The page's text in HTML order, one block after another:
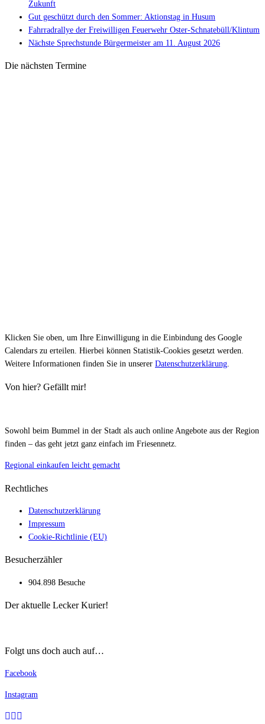
Zukunft
Gut geschützt durch den Sommer: Aktionstag in Husum
Fahrradrallye der Freiwilligen Feuerwehr Oster-Schnatebüll/Klintum
Nächste Sprechstunde Bürgermeister am 11. August 2026
Die nächsten Termine
Klicken Sie oben, um Ihre Einwilligung in die Einbindung des Google
Calendars zu erteilen. Hierbei können Statistik-Cookies gesetzt werden.
Weitere Informationen finden Sie in unserer Datenschutzerklärung.
Von hier? Gefällt mir!
Sowohl beim Bummel in der Stadt als auch online Angebote aus der Region
finden – das geht jetzt ganz einfach im Friesennetz.
Regional einkaufen leicht gemacht
Rechtliches
Datenschutzerklärung
Impressum
Cookie-Richtlinie (EU)
Besucherzähler
904.898 Besuche
Der aktuelle Lecker Kurier!
Folgt uns doch auch auf…
Facebook
Instagram